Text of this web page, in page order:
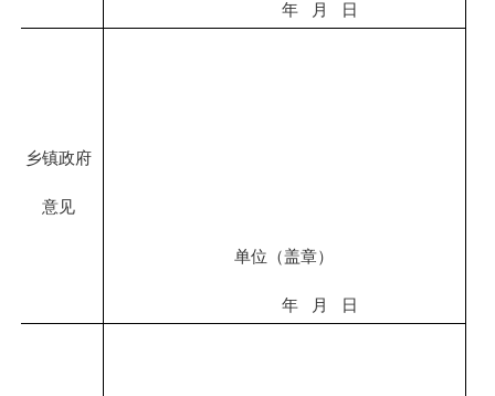
年 月 日
乡镇政府
意见
单位（盖章）
年 月 日